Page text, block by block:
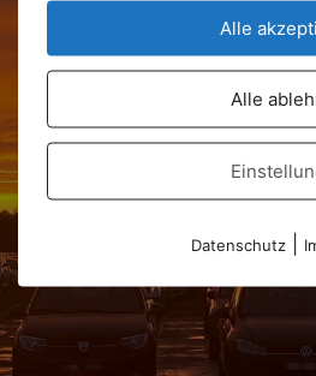
Alle
Alle
Datenschutz